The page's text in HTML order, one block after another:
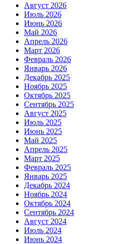
Август 2026
Июль 2026
Июнь 2026
Май 2026
Апрель 2026
Март 2026
Февраль 2026
Январь 2026
Декабрь 2025
Ноябрь 2025
Октябрь 2025
Сентябрь 2025
Август 2025
Июль 2025
Июнь 2025
Май 2025
Апрель 2025
Март 2025
Февраль 2025
Январь 2025
Декабрь 2024
Ноябрь 2024
Октябрь 2024
Сентябрь 2024
Август 2024
Июль 2024
Июнь 2024